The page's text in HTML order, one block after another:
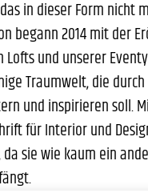
in dieser Form nicht
begann 2014 mit der
und unserer
Traumwelt, die
und inspirieren soll.
für Interior und
sie wie kaum ein